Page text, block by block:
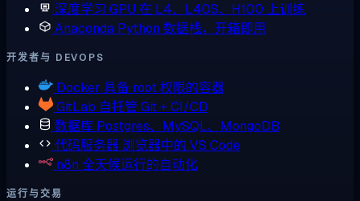
深度学习 GPU 在 L4、L40S、H100 上训练
Anaconda Python 数据栈，开箱即用
开发者与 DEVOPS
Docker 具备 root 权限的容器
GitLab 自托管 Git + CI/CD
数据库 Postgres、MySQL、MongoDB
代码服务器 浏览器中的 VS Code
n8n 全天候运行的自动化
运行与交易